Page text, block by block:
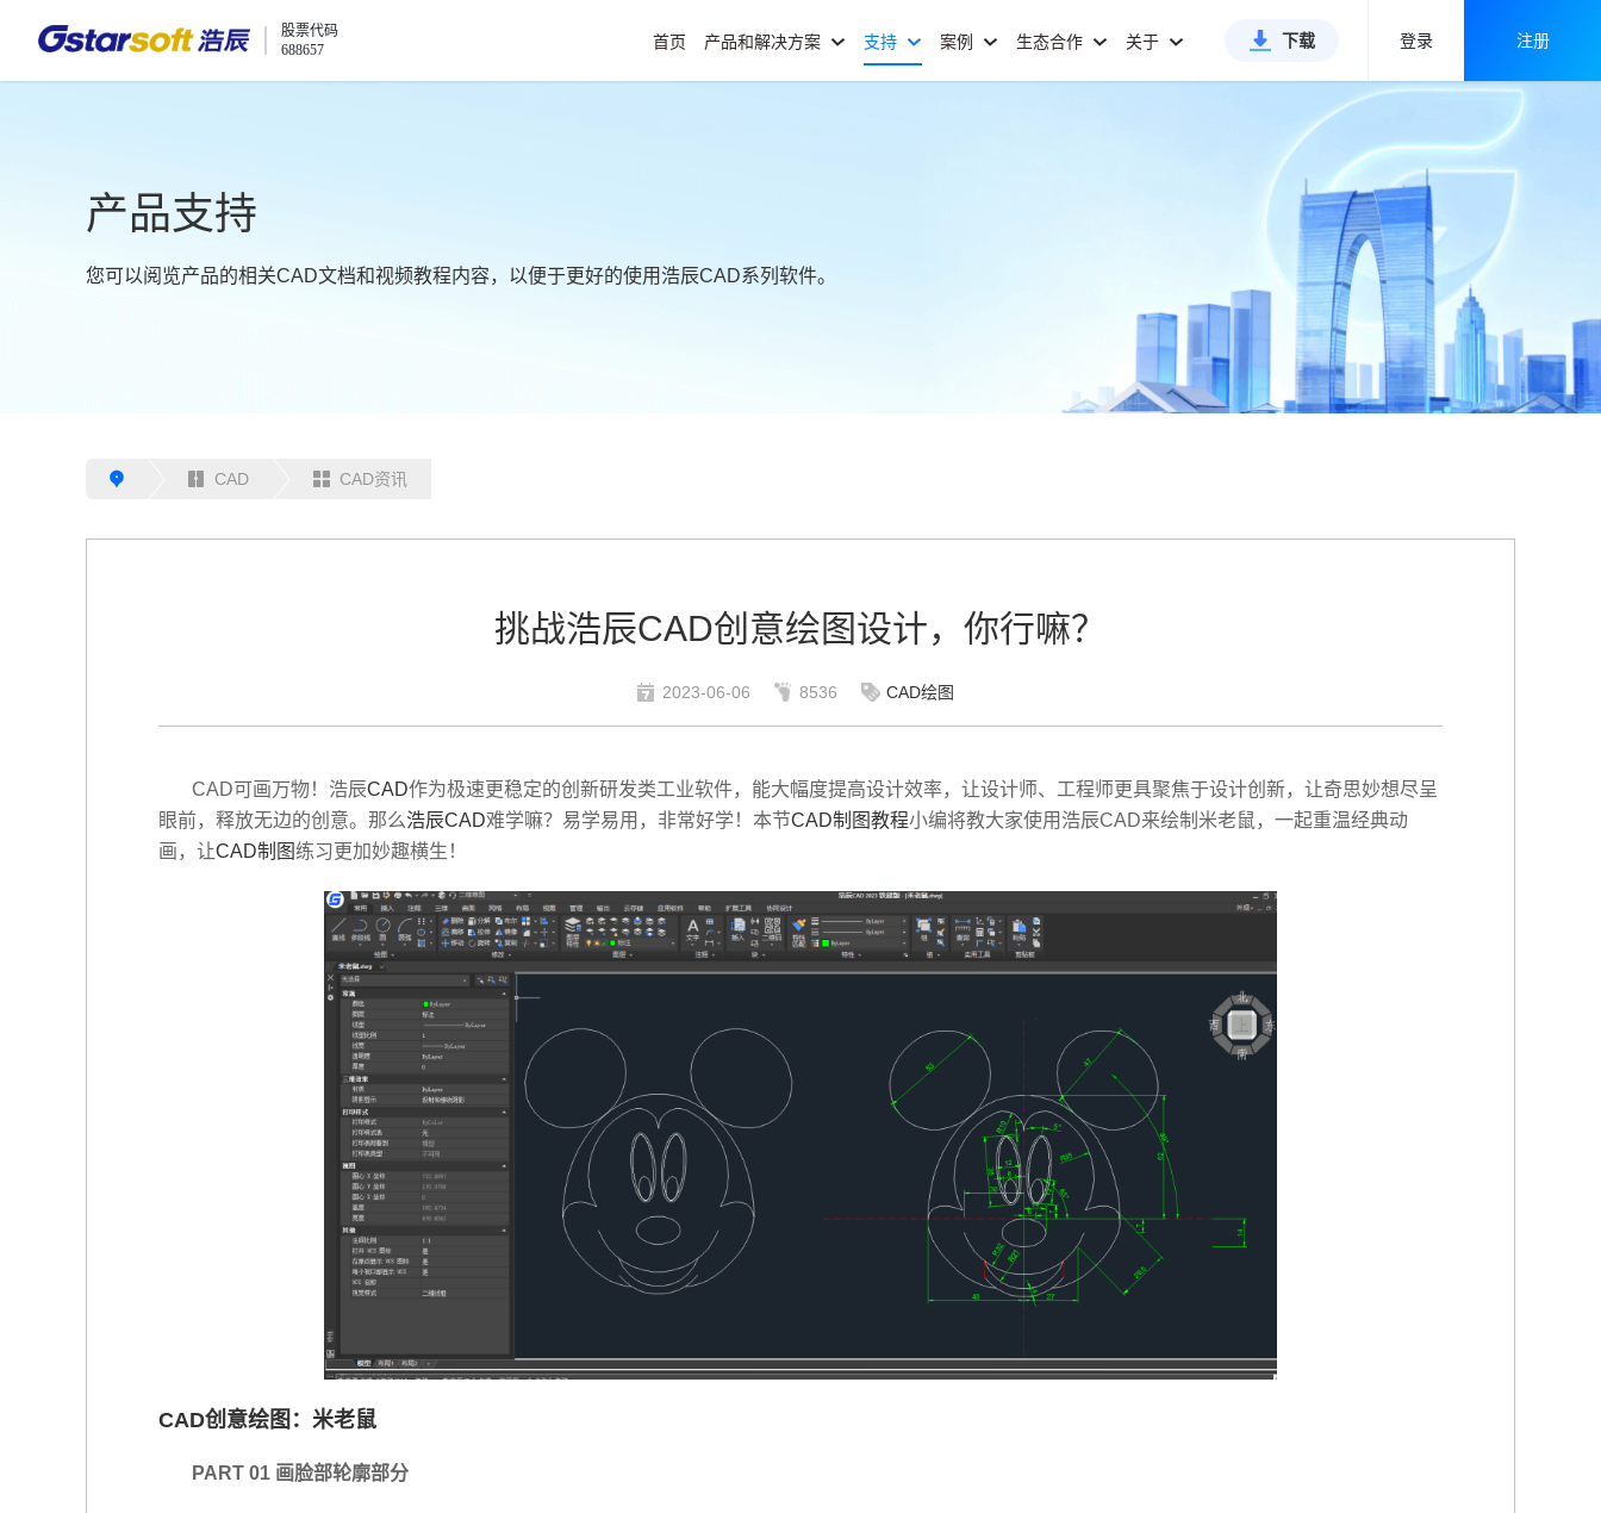
股票代码
688657
首页 产品和解决方案 支持 案例 生态合作 关于 下载 登录 注册
产品支持
您可以阅览产品的相关CAD文档和视频教程内容，以便于更好的使用浩辰CAD系列软件。
CAD CAD资讯
挑战浩辰CAD创意绘图设计，你行嘛？
2023-06-06 8536 CAD绘图
CAD可画万物！浩辰CAD作为极速更稳定的创新研发类工业软件，能大幅度提高设计效率，让设计师、工程师更具聚焦于设计创新，让奇思妙想尽呈
眼前，释放无边的创意。那么浩辰CAD难学嘛？易学易用，非常好学！本节CAD制图教程小编将教大家使用浩辰CAD来绘制米老鼠，一起重温经典动
画，让CAD制图练习更加妙趣横生！
CAD创意绘图：米老鼠
PART 01 画脸部轮廓部分